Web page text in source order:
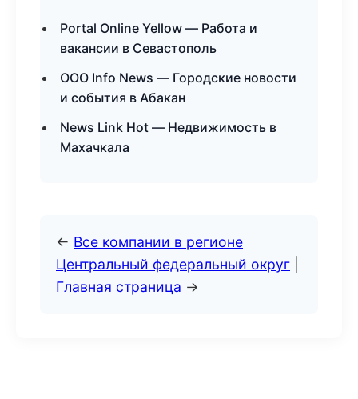
Portal Online Yellow — Работа и
вакансии в Севастополь
ООО Info News — Городские новости
и события в Абакан
News Link Hot — Недвижимость в
Махачкала
← Все компании в регионе
Центральный федеральный округ
Главная страница →